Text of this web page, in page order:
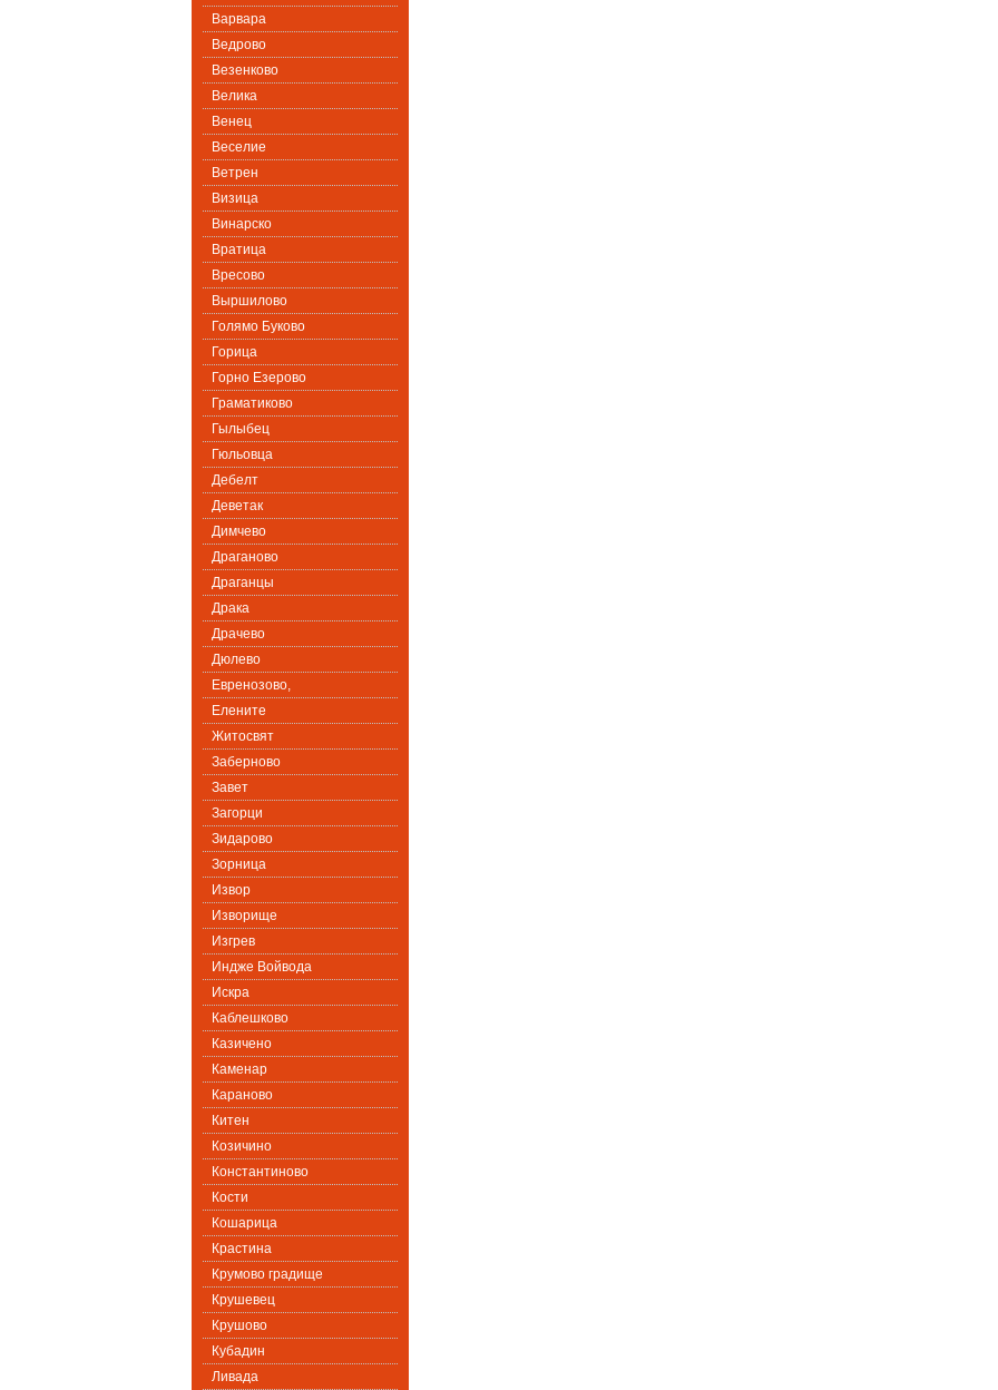
Варвара
Ведрово
Везенково
Велика
Венец
Веселие
Ветрен
Визица
Винарско
Вратица
Вресово
Выршилово
Голямо Буково
Горица
Горно Езерово
Граматиково
Гылыбец
Гюльовца
Дебелт
Деветак
Димчево
Драганово
Драганцы
Драка
Драчево
Дюлево
Евренозово,
Елените
Житосвят
Заберново
Завет
Загорци
Зидарово
Зорница
Извор
Изворище
Изгрев
Индже Войвода
Искра
Каблешково
Казичено
Каменар
Караново
Китен
Козичино
Константиново
Кости
Кошарица
Крастина
Крумово градище
Крушевец
Крушово
Кубадин
Ливада